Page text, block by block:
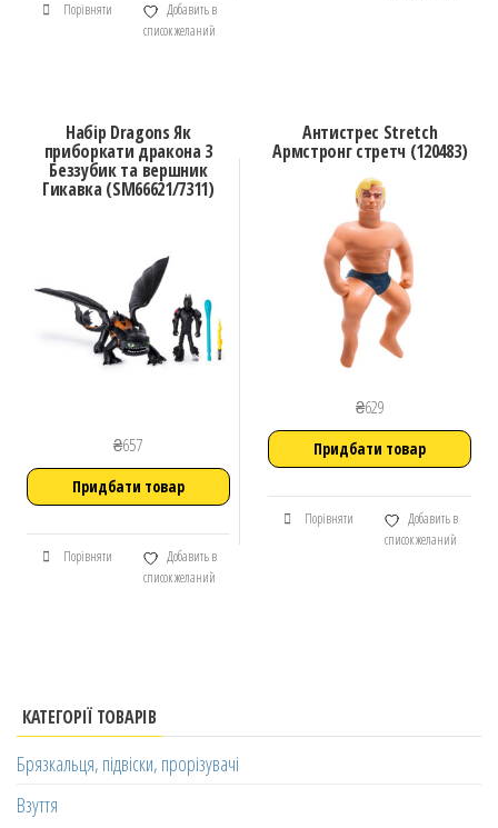
Порівняти
Добавить в
список желаний
Набір Dragons Як
приборкати дракона 3
Беззубик та вершник
Гикавка (SM66621/7311)
₴657
Придбати товар
Порівняти
Добавить в
список желаний
Антистрес Stretch
Армстронг стретч (120483)
₴629
Придбати товар
Порівняти
Добавить в
список желаний
КАТЕГОРІЇ ТОВАРІВ
Брязкальця, підвіски, прорізувачі
Взуття